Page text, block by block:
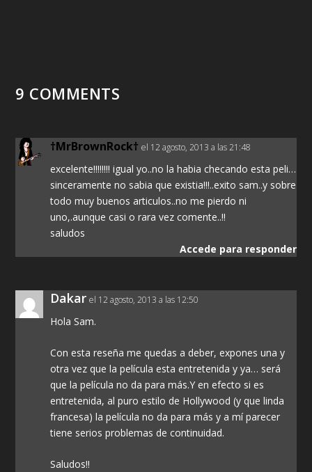
9 COMMENTS
†MrBrownRock† el 12 agosto, 2013 a las 21:48
excelente!!!!!!!! igual yo..no la habia checando esta peli…
sinceramente no sabia que existia!!!..exito sam..y sobre
todo muy buenos articulos..no me pierdo ni
uno,.aunque casi o rara vez comente..!!
saludos
Accede para responder
Dakar el 12 agosto, 2013 a las 12:50
Hola Sam.
Con esta reseña me quedas a deber, expones una y
otra vez que la película esta entretenida y ya… será
que la película no da para más.Y en efecto si es
entretenida, al puro estilo de Hollywood (y que linda
francesa) la película no da para más y a mí parecer
tiene serios problemas de continuidad.
Saludos!!